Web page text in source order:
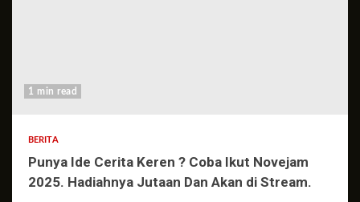
1 min read
BERITA
Punya Ide Cerita Keren ? Coba Ikut Novejam
2025. Hadiahnya Jutaan Dan Akan di Stream.